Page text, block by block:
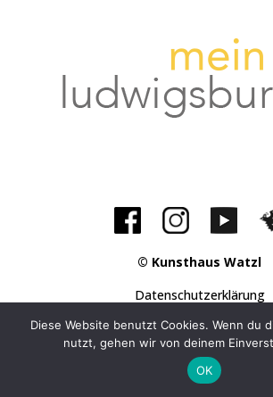
© Kunsthaus Watzl
Datenschutzerklärung
Diese Website benutzt Cookies. Wenn du
nutzt, gehen wir von deinem
OK